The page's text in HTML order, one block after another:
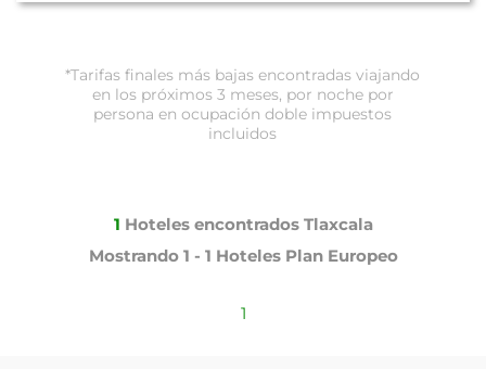
*Tarifas finales más bajas encontradas viajando
en los próximos 3 meses, por noche por
persona en ocupación doble impuestos
incluidos
1 Hoteles encontrados Tlaxcala
Mostrando 1 - 1 Hoteles Plan Europeo
1